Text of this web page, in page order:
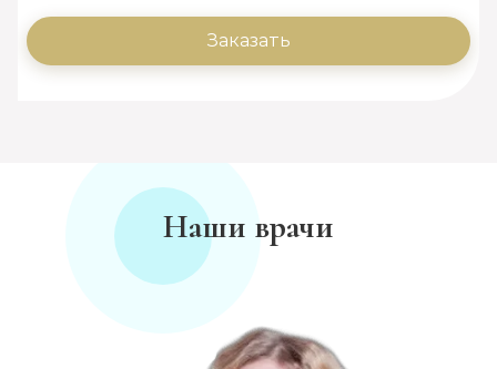
Заказать
Наши врачи